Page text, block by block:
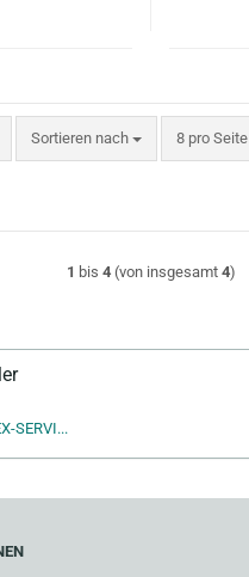
Sortieren nach
Sortieren nach 8 pro Seite
pro Seite
1 bis 4 (von insgesamt 4)
SERVI...